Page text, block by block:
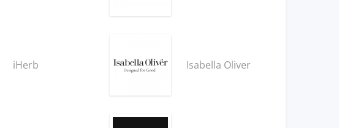
iHerb Isabella Oliver